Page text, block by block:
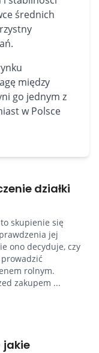
średnich
między
go jednym z
w Polsce
działki
skupienie się
jej
ono decyduje, czy
rolnym.
zakupem ...
jakie